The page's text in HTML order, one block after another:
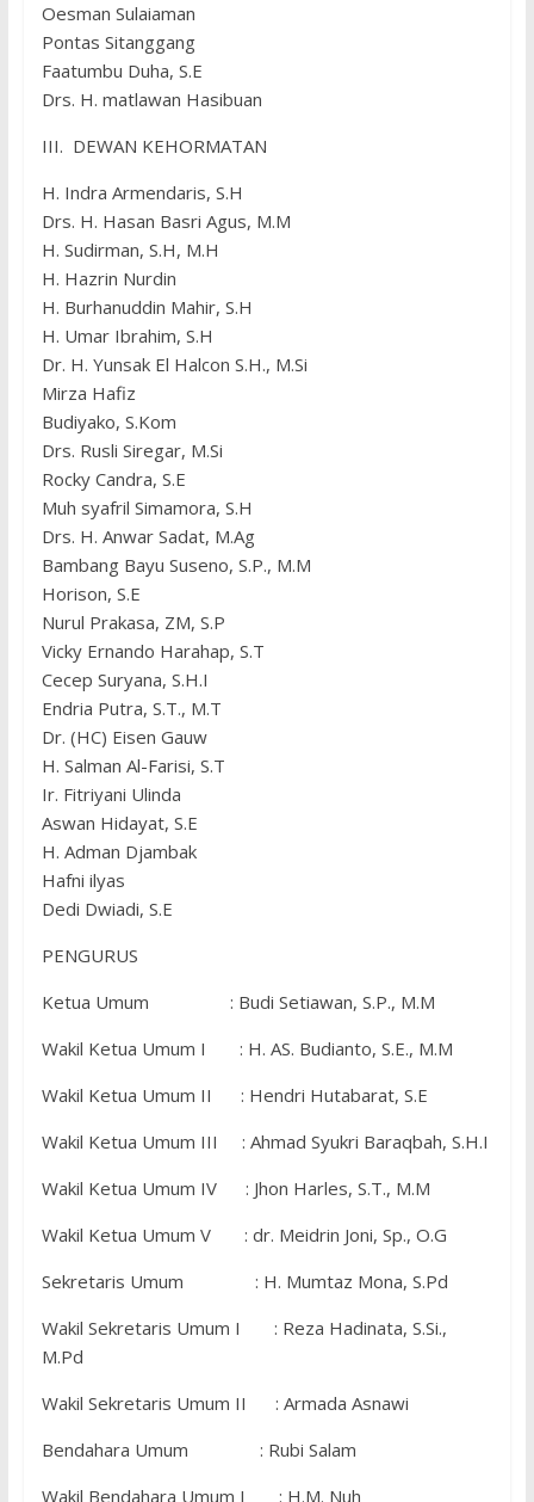
Oesman Sulaiaman
Pontas Sitanggang
Faatumbu Duha, S.E
Drs. H. matlawan Hasibuan
III. DEWAN KEHORMATAN
H. Indra Armendaris, S.H
Drs. H. Hasan Basri Agus, M.M
H. Sudirman, S.H, M.H
H. Hazrin Nurdin
H. Burhanuddin Mahir, S.H
H. Umar Ibrahim, S.H
Dr. H. Yunsak El Halcon S.H., M.Si
Mirza Hafiz
Budiyako, S.Kom
Drs. Rusli Siregar, M.Si
Rocky Candra, S.E
Muh syafril Simamora, S.H
Drs. H. Anwar Sadat, M.Ag
Bambang Bayu Suseno, S.P., M.M
Horison, S.E
Nurul Prakasa, ZM, S.P
Vicky Ernando Harahap, S.T
Cecep Suryana, S.H.I
Endria Putra, S.T., M.T
Dr. (HC) Eisen Gauw
H. Salman Al-Farisi, S.T
Ir. Fitriyani Ulinda
Aswan Hidayat, S.E
H. Adman Djambak
Hafni ilyas
Dedi Dwiadi, S.E
PENGURUS
Ketua Umum : Budi Setiawan, S.P., M.M
Wakil Ketua Umum I : H. AS. Budianto, S.E., M.M
Wakil Ketua Umum II : Hendri Hutabarat, S.E
Wakil Ketua Umum III : Ahmad Syukri Baraqbah, S.H.I
Wakil Ketua Umum IV : Jhon Harles, S.T., M.M
Wakil Ketua Umum V : dr. Meidrin Joni, Sp., O.G
Sekretaris Umum : H. Mumtaz Mona, S.Pd
Wakil Sekretaris Umum I : Reza Hadinata, S.Si.,
M.Pd
Wakil Sekretaris Umum II : Armada Asnawi
Bendahara Umum : Rubi Salam
Wakil Bendahara Umum I : H.M. Nuh